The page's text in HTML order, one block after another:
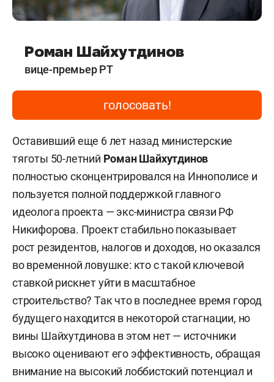
Роман Шайхутдинов
вице-премьер РТ
голосовать!
Оставивший еще 6 лет назад министерские
тяготы 50-летний Роман Шайхутдинов
полностью сконцентрировался на Иннополисе и
пользуется полной поддержкой главного
идеолога проекта — экс-министра связи РФ
Никифорова. Проект стабильно показывает
рост резидентов, налогов и доходов, но оказался
во временной ловушке: кто с такой ключевой
ставкой рискнет уйти в масштабное
строительство? Так что в последнее время город
будущего находится в некоторой стагнации, но
вины Шайхутдинова в этом нет — источники
высоко оценивают его эффективность, обращая
внимание на высокий лоббистский потенциал и